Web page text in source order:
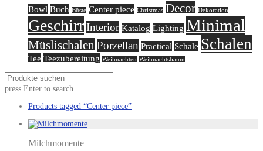
Bowl Buch Büste Center piece Christmas Decor Dekoration
GeschirrInterior Katalog Lighting Minimal
Müslischalen Porzellan Practical Schale Schalen
Tee Teezubereitung Weihnachten Weihnachtsbaum
press Enter to search
Products tagged “Center piece”
Milchmomente